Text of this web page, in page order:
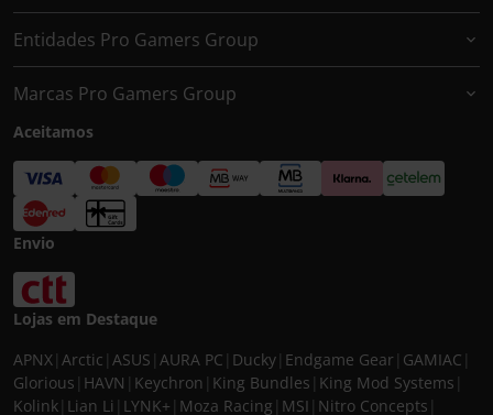
Entidades Pro Gamers Group
Marcas Pro Gamers Group
Aceitamos
Envio
Lojas em Destaque
APNX Arctic ASUS AURA PC Ducky Endgame Gear GAMIAC
Glorious HAVN Keychron King Bundles King Mod Systems
Kolink Lian Li LYNK+ Moza Racing MSI Nitro Concepts